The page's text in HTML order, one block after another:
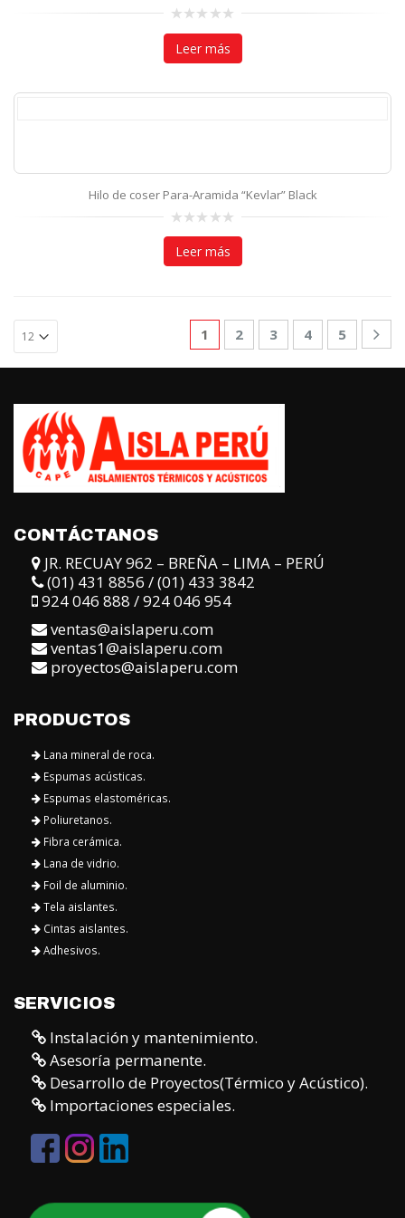
0
out
5
Leer más
Hilo de coser Para-Aramida “Kevlar” Black
0
out
5
Leer más
1 2 3 4 5
CONTÁCTANOS
JR. RECUAY 962 – BREÑA – LIMA – PERÚ
(01) 431 8856 / (01) 433 3842
924 046 888 / 924 046 954
ventas@aislaperu.com
ventas1@aislaperu.com
proyectos@aislaperu.com
PRODUCTOS
Lana mineral de roca.
Espumas acústicas.
Espumas elastoméricas.
Poliuretanos.
Fibra cerámica.
Lana de vidrio.
Foil de aluminio.
Tela aislantes.
Cintas aislantes.
Adhesivos.
SERVICIOS
Instalación y mantenimiento.
Asesoría permanente.
Desarrollo de Proyectos(Térmico y Acústico).
Importaciones especiales.